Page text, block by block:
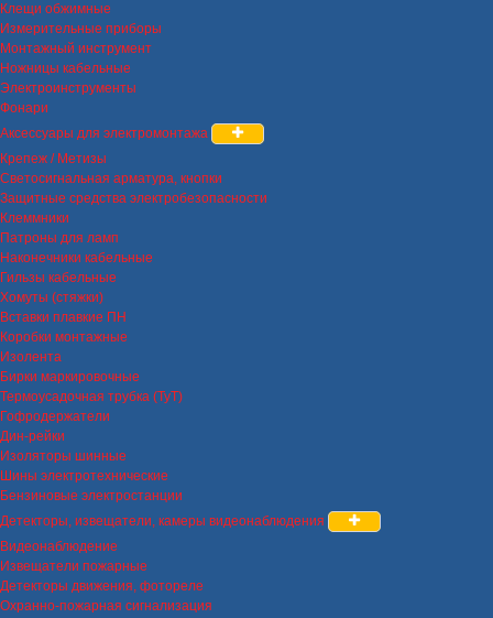
Клещи обжимные
Измерительные приборы
Монтажный инструмент
Ножницы кабельные
Электроинструменты
Фонари
Аксессуары для электромонтажа
Крепеж / Метизы
Светосигнальная арматура, кнопки
Защитные средства электробезопасности
Клеммники
Патроны для ламп
Наконечники кабельные
Гильзы кабельные
Хомуты (стяжки)
Вставки плавкие ПН
Коробки монтажные
Изолента
Бирки маркировочные
Термоусадочная трубка (ТуТ)
Гофродержатели
Дин-рейки
Изоляторы шинные
Шины электротехнические
Бензиновые электростанции
Детекторы, извещатели, камеры видеонаблюдения
Видеонаблюдение
Извещатели пожарные
Детекторы движения, фотореле
Охранно-пожарная сигнализация